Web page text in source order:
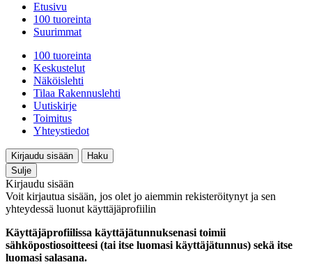
Etusivu
100 tuoreinta
Suurimmat
100 tuoreinta
Keskustelut
Näköislehti
Tilaa Rakennuslehti
Uutiskirje
Toimitus
Yhteystiedot
Kirjaudu sisään
Haku
Sulje
Kirjaudu sisään
Voit kirjautua sisään, jos olet jo aiemmin rekisteröitynyt ja sen
yhteydessä luonut käyttäjäprofiilin
Käyttäjäprofiilissa käyttäjätunnuksenasi toimii
sähköpostiosoitteesi (tai itse luomasi käyttäjätunnus) sekä itse
luomasi salasana.